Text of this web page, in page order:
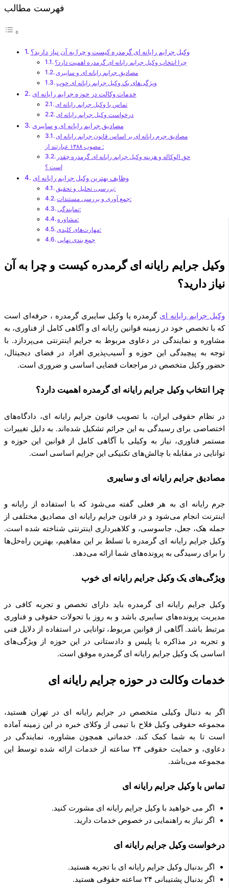
فهرست مطالب
وکیل جرایم رایانه ای گرمدره کیست و چرا به آن نیاز دارید؟
چرا انتخاب وکیل جرایم رایانه ای گرمدره اهمیت دارد؟
مصادیق جرایم رایانه ای و سایبری
ویژگی‌های یک وکیل جرایم رایانه ای خوب
خدمات وکالت در حوزه جرایم رایانه ای
تماس با وکیل جرایم رایانه ای
درخواست وکیل جرایم رایانه ای
مصادیق جرایم رایانه ای و سایبری
مصادیق جرم رایانه ای بر اساس قانون جرایم رایانه ای
مصوب ۱۳۸۸ عبارتند از :
حق الوکاله و هزینه وکیل جرایم رایانه ای گرمدره چقدر
است ؟
وظایف بهترین وکیل جرایم رایانه ای
بررسی، تحلیل و تحقیق:
جمع آوری و بررسی مستندات:
نمایندگی:
مشاوره:
مهارت‌های کلیدی:
جمع بندی نهایی
وکیل جرایم رایانه ای گرمدره کیست و چرا به آن
نیاز دارید؟
وکیل جرایم رایانه ای گرمدره یا وکیل سایبری گرمدره ، حرفه‌ای است
که با تخصص خود در زمینه قوانین رایانه ای و آگاهی کامل از فناوری، به
مشاوره و نمایندگی در دعاوی مربوط به جرایم اینترنتی می‌پردازد. با
توجه به پیچیدگی این حوزه و آسیب‌پذیری افراد در فضای دیجیتال،
حضور وکیل متخصص در مراجعات قضایی اساسی و ضروری است.
چرا انتخاب وکیل جرایم رایانه ای گرمدره اهمیت دارد؟
در نظام حقوقی ایران، با تصویب قانون جرایم رایانه ای، دادگاه‌های
اختصاصی برای رسیدگی به این جرائم تشکیل شده‌اند. به دلیل تغییرات
مستمر فناوری، نیاز به وکیلی با آگاهی کامل از قوانین این حوزه و
توانایی در مقابله با چالش‌های تکنیکی این جرایم اساسی است.
مصادیق جرایم رایانه ای و سایبری
جرم رایانه ای به هر فعلی گفته می‌شود که با استفاده از رایانه و
اینترنت انجام می‌شود و در قانون جرایم رایانه ای مصادیق مختلفی از
جمله هک، جعل، جاسوسی، و کلاهبرداری اینترنتی شناخته شده است.
وکیل جرایم رایانه ای گرمدره با تسلط بر این مفاهیم، بهترین راه‌حل‌ها
را برای رسیدگی به پرونده‌های شما ارائه می‌دهد.
ویژگی‌های یک وکیل جرایم رایانه ای خوب
وکیل جرایم رایانه ای گرمدره باید دارای تخصص و تجربه کافی در
مدیریت پرونده‌های سایبری باشد و به روز با تحولات حقوقی و فناوری
مرتبط باشد. آگاهی از قوانین مربوط، توانایی در استفاده از دلایل فنی
و تجربه در مذاکره با پلیس و دادستانی در این حوزه از ویژگی‌های
اساسی یک وکیل جرایم رایانه ای گرمدره موفق است.
خدمات وکالت در حوزه جرایم رایانه ای
اگر به دنبال وکیلی متخصص در جرایم رایانه ای در تهران هستید،
مجموعه حقوقی وکیل فلاح با تیمی از وکلای خبره در این زمینه آماده
است تا به شما کمک کند. خدماتی همچون مشاوره، نمایندگی در
دعاوی، و حمایت حقوقی ۲۴ ساعته از خدمات ارائه شده توسط این
مجموعه می‌باشد.
تماس با وکیل جرایم رایانه ای
اگر می خواهید با وکیل جرایم رایانه ای مشورت کنید.
اگر نیاز به راهنمایی در خصوص خدمات دارید.
درخواست وکیل جرایم رایانه ای
اگر بدنبال وکیل جرایم رایانه ای با تجربه هستید.
اگر بدنبال پشتیبانی ۲۴ ساعته حقوقی هستید.